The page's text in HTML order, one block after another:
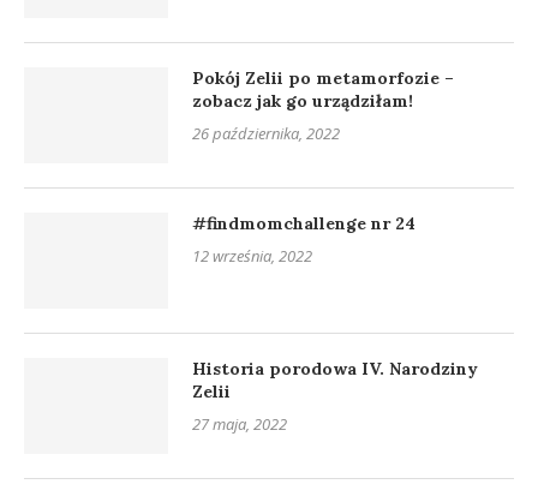
Pokój Zelii po metamorfozie –
zobacz jak go urządziłam!
26 października, 2022
#findmomchallenge nr 24
12 września, 2022
Historia porodowa IV. Narodziny
Zelii
27 maja, 2022